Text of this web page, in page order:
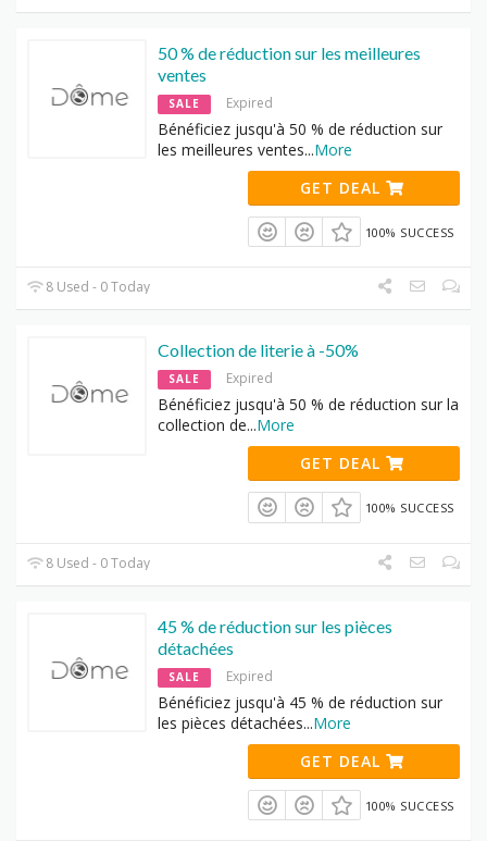
50 % de réduction sur les meilleures
ventes
SALE Expired
Bénéficiez jusqu'à 50 % de réduction sur
les meilleures ventes...More
GET DEAL
100% SUCCESS
8 Used - 0 Today
Collection de literie à -50%
SALE Expired
Bénéficiez jusqu'à 50 % de réduction sur la
collection de...More
GET DEAL
100% SUCCESS
8 Used - 0 Today
45 % de réduction sur les pièces
détachées
SALE Expired
Bénéficiez jusqu'à 45 % de réduction sur
les pièces détachées...More
GET DEAL
100% SUCCESS